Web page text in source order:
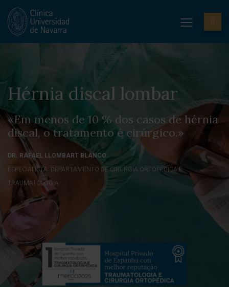
Hérnia discal lombar
«Em menos de 10 % dos casos de hérnia
discal, o tratamento é cirúrgico.»
DR. RAFAEL LLOMBART BLANCO
ESPECIALISTA. DEPARTAMENTO DE CIRURGIA ORTOPÉDICA E
TRAUMATOLOGIA